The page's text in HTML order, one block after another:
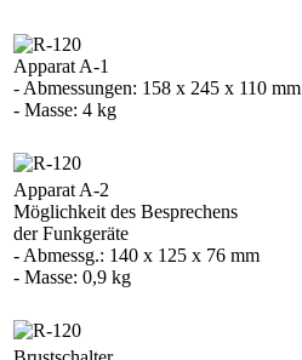
Apparat A-1
- Abmessungen: 158 x 245 x 110 mm
- Masse: 4 kg
Apparat A-2
Möglichkeit des Besprechens
der Funkgeräte
- Abmessg.: 140 x 125 x 76 mm
- Masse: 0,9 kg